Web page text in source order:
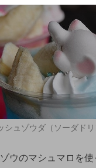
シュゾウダ（ソーダドリ
ウのマシュマロを